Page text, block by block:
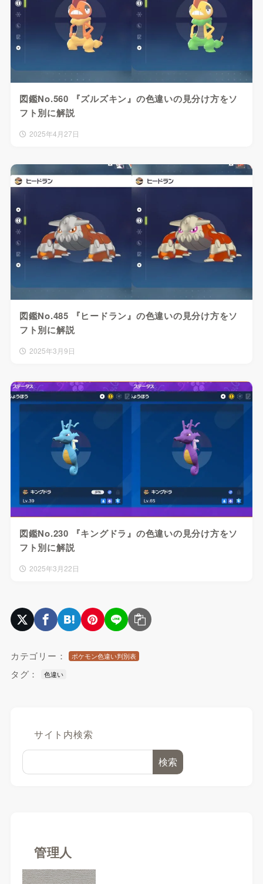
図鑑No.560 『ズルズキン』の色違いの見分け方をソ
フト別に解説
2025年4月27日
図鑑No.485 『ヒードラン』の色違いの見分け方をソ
フト別に解説
2025年3月9日
図鑑No.230 『キングドラ』の色違いの見分け方をソ
フト別に解説
2025年3月22日
カテゴリー： ポケモン色違い判別表
タグ： 色違い
サイト内検索
検索
管理人